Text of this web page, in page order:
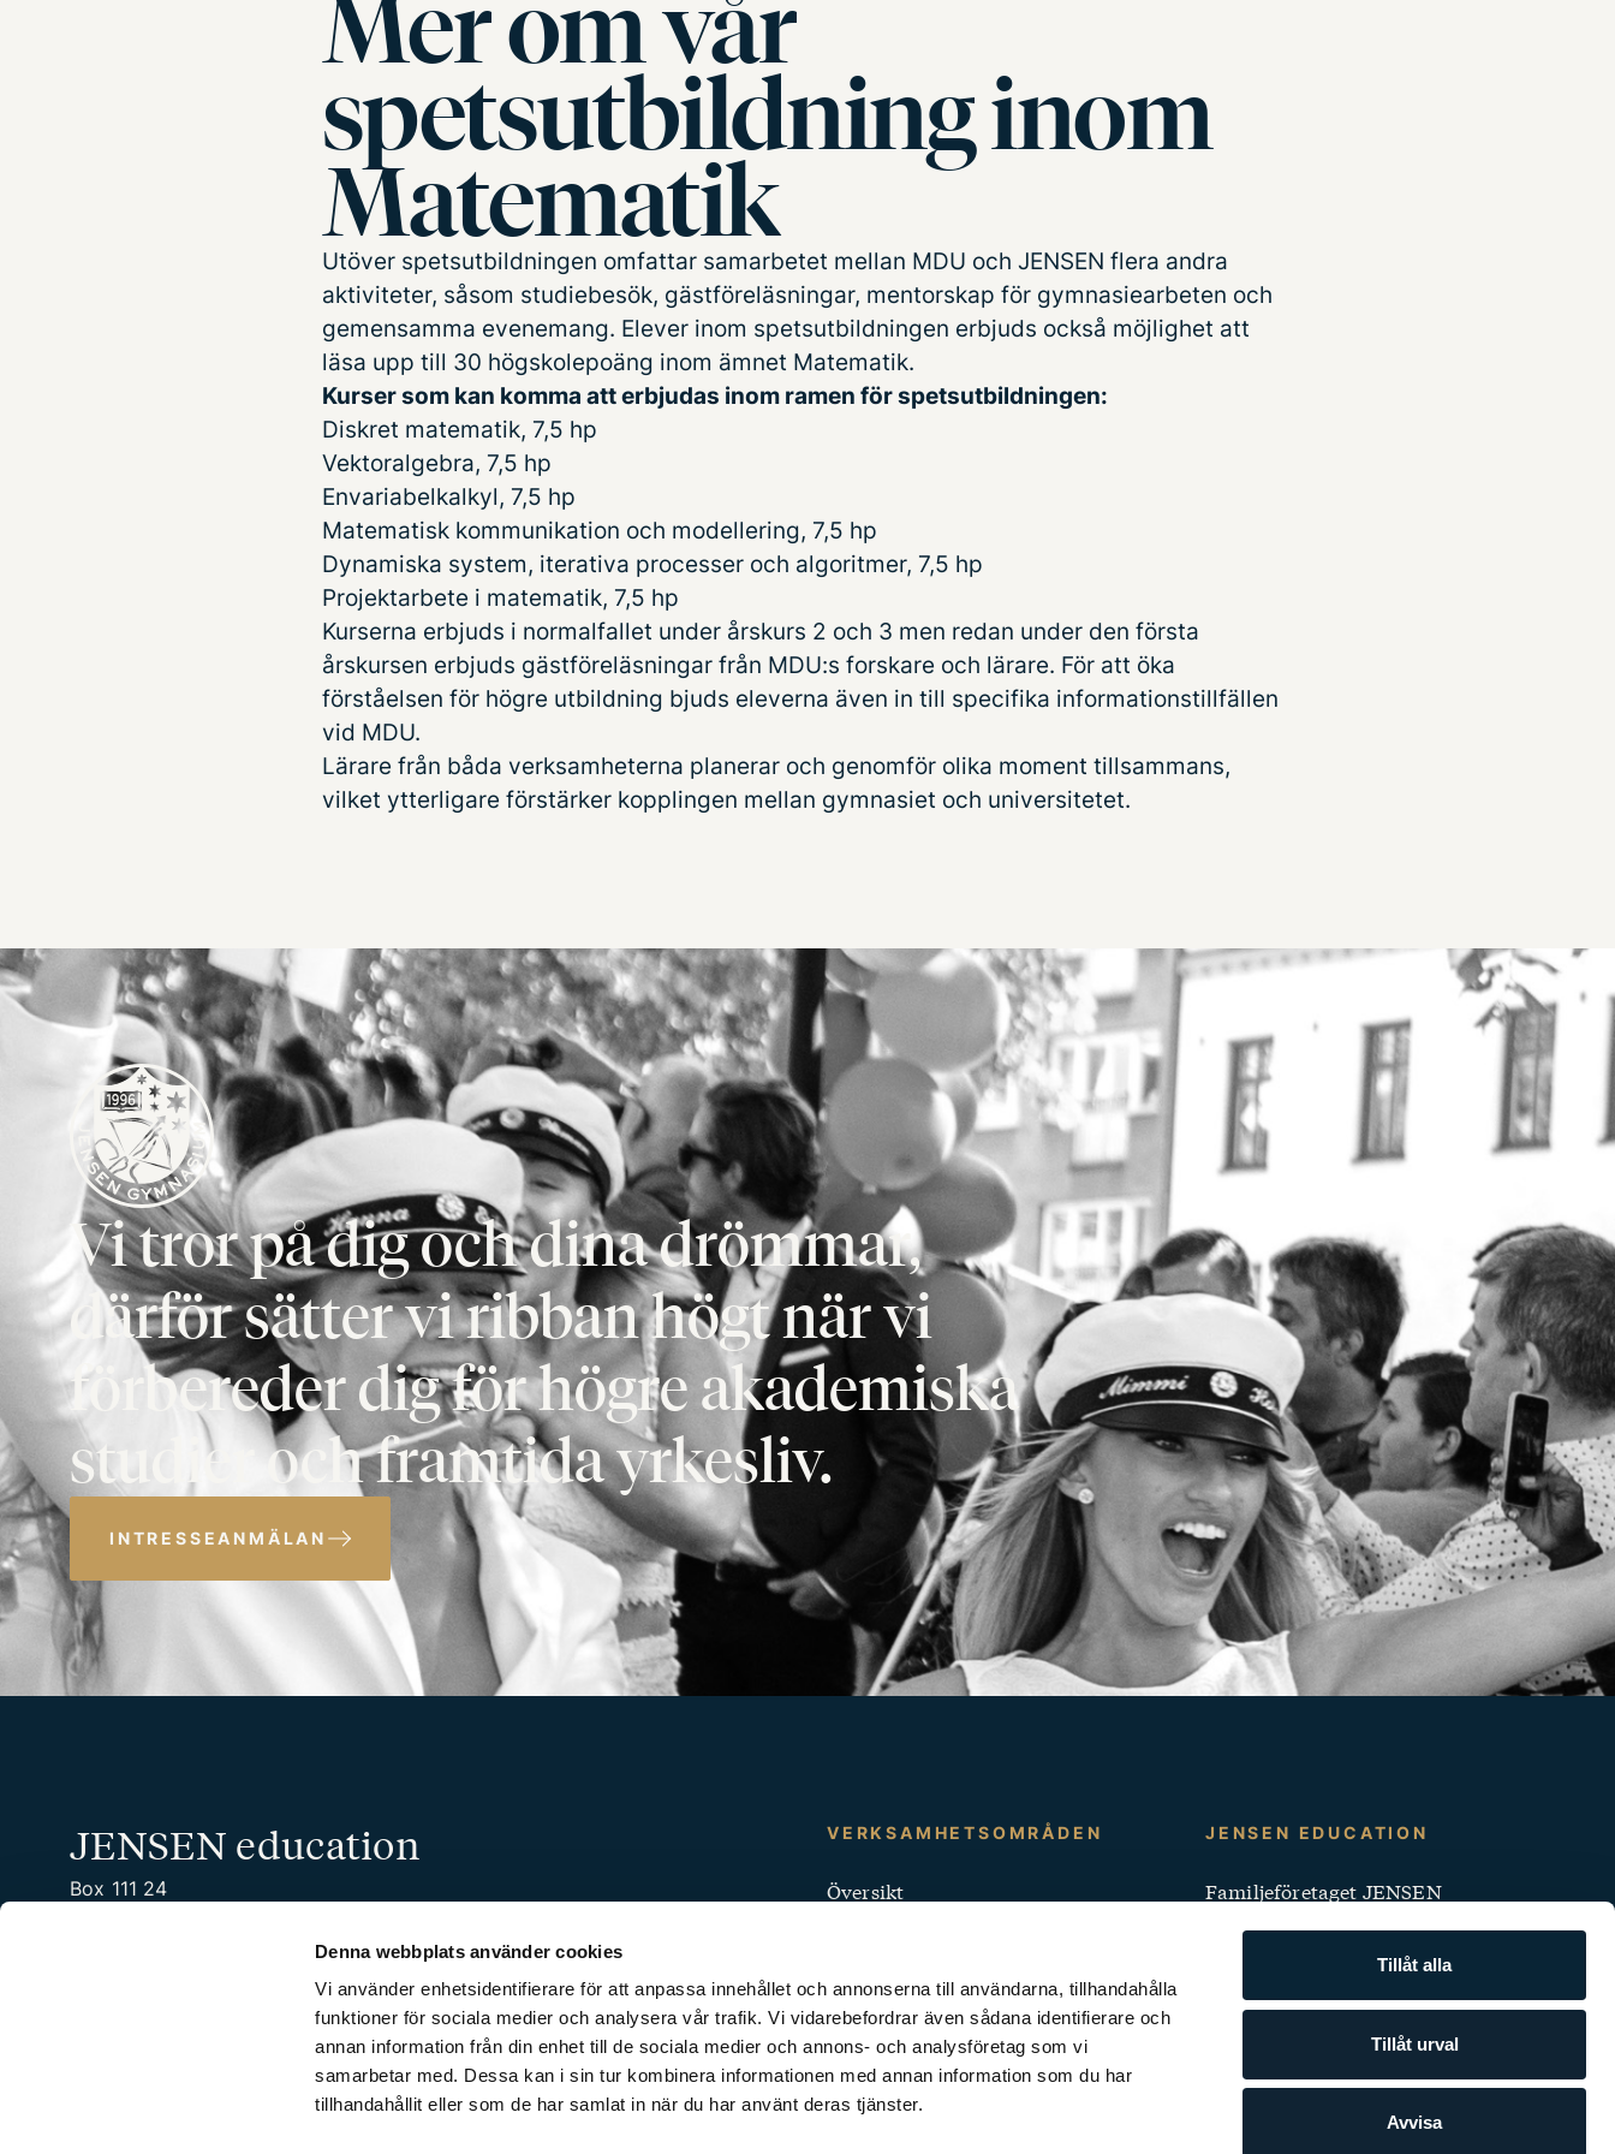
Denna webbplats använder cookies
Vi använder enhetsidentifierare för att anpassa innehållet och annonserna till användarna, tillhandahålla
funktioner för sociala medier och analysera vår trafik. Vi vidarebefordrar även sådana identifierare och
annan information från din enhet till de sociala medier och annons- och analysföretag som vi
samarbetar med. Dessa kan i sin tur kombinera informationen med annan information som du har
tillhandahållit eller som de har samlat in när du har använt deras tjänster.
Tillåt alla
Tillåt urval
Avvisa
Mer om vår
spetsutbildning inom
Matematik
Utöver spetsutbildningen omfattar samarbetet mellan MDU och JENSEN flera andra
aktiviteter, såsom studiebesök, gästföreläsningar, mentorskap för gymnasiearbeten och
gemensamma evenemang. Elever inom spetsutbildningen erbjuds också möjlighet att
läsa upp till 30 högskolepoäng inom ämnet Matematik.
Kurser som kan komma att erbjudas inom ramen för spetsutbildningen:
Diskret matematik, 7,5 hp
Vektoralgebra, 7,5 hp
Envariabelkalkyl, 7,5 hp
Matematisk kommunikation och modellering, 7,5 hp
Dynamiska system, iterativa processer och algoritmer, 7,5 hp
Projektarbete i matematik, 7,5 hp
Kurserna erbjuds i normalfallet under årskurs 2 och 3 men redan under den första
årskursen erbjuds gästföreläsningar från MDU:s forskare och lärare. För att öka
förståelsen för högre utbildning bjuds eleverna även in till specifika informationstillfällen
vid MDU.
Lärare från båda verksamheterna planerar och genomför olika moment tillsammans,
vilket ytterligare förstärker kopplingen mellan gymnasiet och universitetet.
Vi tror på dig och dina drömmar,
därför sätter vi ribban högt när vi
förbereder dig för högre akademiska
studier och framtida yrkesliv.
INTRESSEANMÄLAN
JENSEN education
Box 111 24
Kontakt
Snabblänkar
VERKSAMHETSOMRÅDEN
Översikt
Grundskola
Yrkeshögskola
Komvux
JENSEN EDUCATION
Familjeföretaget JENSEN
Jobba på JENSEN
Klagomålshantering
Vårt utbildningskoncept